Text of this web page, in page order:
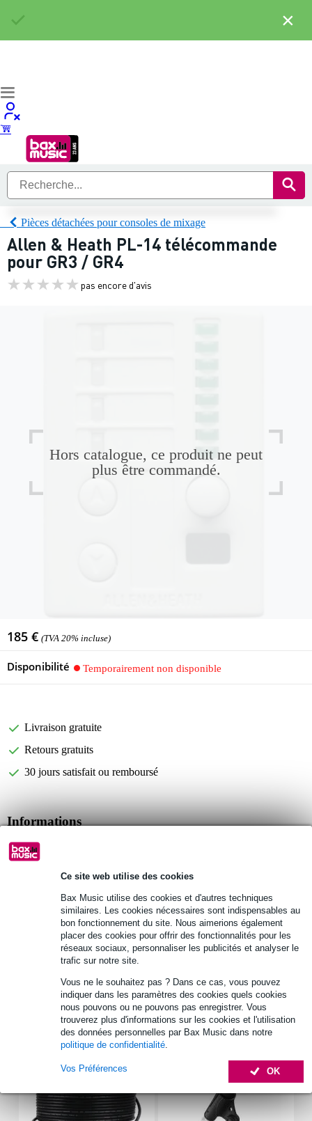
Ce site web utilise des cookies
Bax Music utilise des cookies et d'autres techniques
similaires. Les cookies nécessaires sont indispensables au
bon fonctionnement du site. Nous aimerions également
placer des cookies pour offrir des fonctionnalités pour les
réseaux sociaux, personnaliser les publicités et analyser le
trafic sur notre site.
Vous ne le souhaitez pas ? Dans ce cas, vous pouvez
indiquer dans les paramètres des cookies quels cookies
nous pouvons ou ne pouvons pas enregistrer. Vous
trouverez plus d'informations sur les cookies et l'utilisation
des données personnelles par Bax Music dans notre
politique de confidentialité.
OK
Vos Préférences
Pièces détachées pour consoles de mixage
Allen & Heath PL-14 télécommande
pour GR3 / GR4
pas encore d'avis
Hors catalogue, ce produit ne peut
plus être commandé.
185 € (TVA 20% incluse)
Disponibilité Temporairement non disponible
Livraison gratuite
Retours gratuits
30 jours satisfait ou remboursé
Informations
Allen & Heath PL-14
pour les mélangeurs de zones audio Allen & Heath GR3 & 4
jusqu'à deux PL-14 peuvent être connectés pour une zone
Afficher toutes les caractéristiques du produit
Autres variantes (2)
Accessoires (11)
×